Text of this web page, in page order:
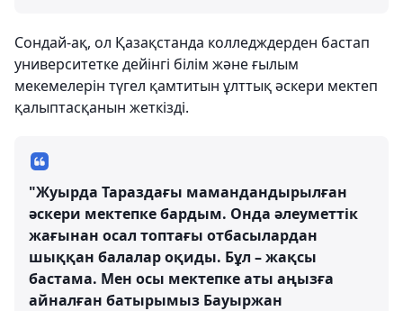
Сондай-ақ, ол Қазақстанда колледждерден бастап
университетке дейінгі білім және ғылым
мекемелерін түгел қамтитын ұлттық әскери мектеп
қалыптасқанын жеткізді.
"Жуырда Тараздағы мамандандырылған
әскери мектепке бардым. Онда әлеуметтік
жағынан осал топтағы отбасылардан
шыққан балалар оқиды. Бұл – жақсы
бастама. Мен осы мектепке аты аңызға
айналған батырымыз Бауыржан